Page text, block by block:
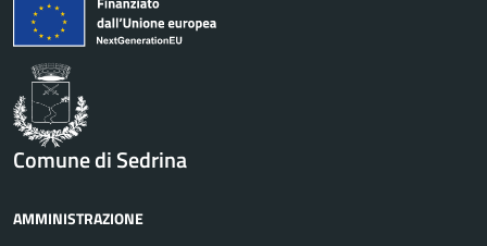
Comune di Sedrina
AMMINISTRAZIONE